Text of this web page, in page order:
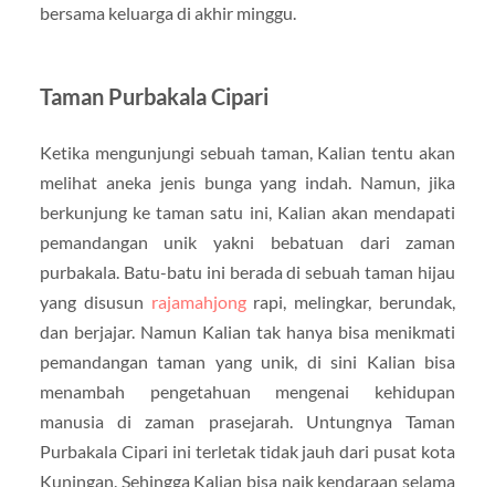
bersama keluarga di akhir minggu.
Taman Purbakala Cipari
Ketika mengunjungi sebuah taman, Kalian tentu akan
melihat aneka jenis bunga yang indah. Namun, jika
berkunjung ke taman satu ini, Kalian akan mendapati
pemandangan unik yakni bebatuan dari zaman
purbakala. Batu-batu ini berada di sebuah taman hijau
yang disusun rajamahjongrapi, melingkar, berundak,
dan berjajar. Namun Kalian tak hanya bisa menikmati
pemandangan taman yang unik, di sini Kalian bisa
menambah pengetahuan mengenai kehidupan
manusia di zaman prasejarah. Untungnya Taman
Purbakala Cipari ini terletak tidak jauh dari pusat kota
Kuningan. Sehingga Kalian bisa naik kendaraan selama